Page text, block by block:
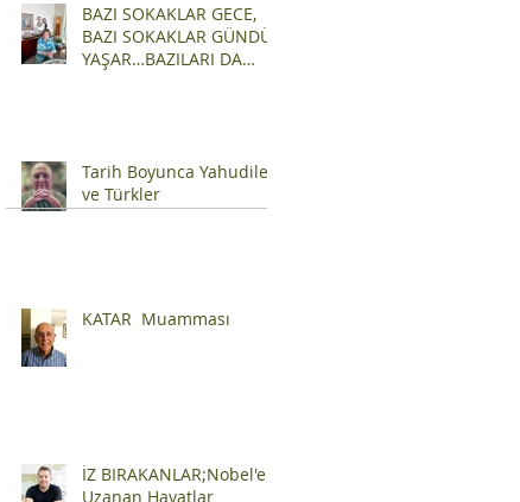
BAZI SOKAKLAR GECE,
BAZI SOKAKLAR GÜNDÜZ
YAŞAR…BAZILARI DA
Tarih Boyunca Yahudiler
ve Türkler
KATAR Muamması
İZ BIRAKANLAR;Nobel'e
Uzanan Hayatlar